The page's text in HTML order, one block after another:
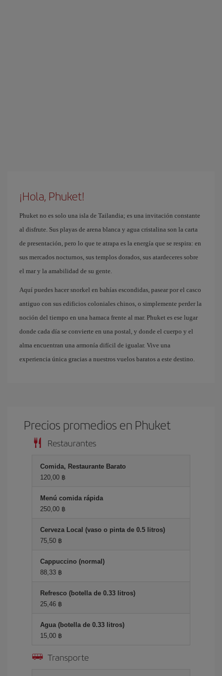
¡Hola, Phuket!
Phuket no es solo una isla de Tailandia; es una invitación constante
al disfrute. Sus playas de arena blanca y agua cristalina son la carta
de presentación, pero lo que te atrapa es la energía que se respira: en
sus mercados nocturnos, sus templos dorados, sus atardeceres sobre
el mar y la amabilidad de su gente.
Aquí puedes hacer snorkel en bahías escondidas, pasear por el casco
antiguo con sus edificios coloniales chinos, o simplemente perder la
noción del tiempo en una hamaca frente al mar. Phuket es ese lugar
donde cada día se convierte en una postal, y donde el cuerpo y el
alma encuentran una armonía difícil de igualar. Vive una
experiencia única gracias a nuestros vuelos baratos a este destino.
Precios promedios en Phuket
Restaurantes
Comida, Restaurante Barato
120,00 ฿
Menú comida rápida
250,00 ฿
Cerveza Local (vaso o pinta de 0.5 litros)
75,50 ฿
Cappuccino (normal)
88,33 ฿
Refresco (botella de 0.33 litros)
25,46 ฿
Agua (botella de 0.33 litros)
15,00 ฿
Transporte